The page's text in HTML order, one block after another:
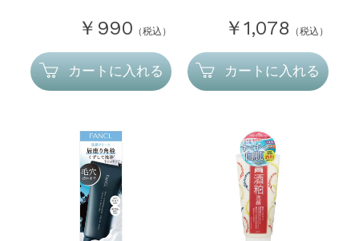
￥990 （税込）
カートに入れる
￥1,078 （税込）
カートに入れる